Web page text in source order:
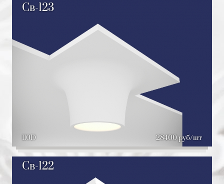
Св-123
110D 28400 руб/шт
Св-122